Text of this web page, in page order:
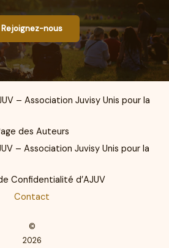
Rejoignez-nous
– Association Juvisy Unis pour la
des Auteurs
– Association Juvisy Unis pour la
Confidentialité d’AJUV
Contact
©
2026